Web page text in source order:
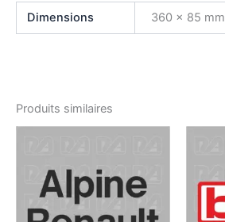
Dimensions 360 × 85 mm
Produits similaires